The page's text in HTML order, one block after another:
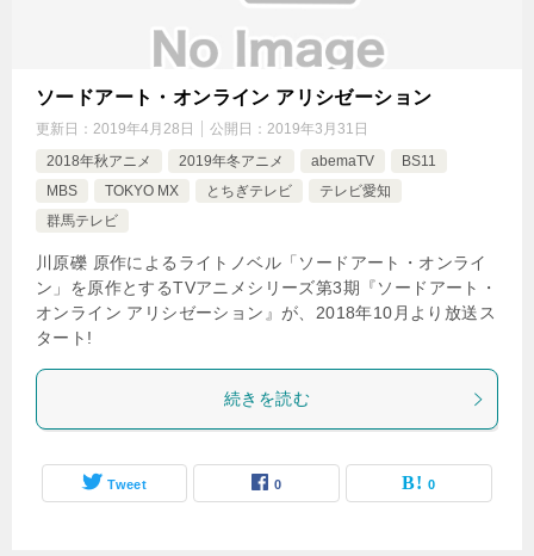
ソードアート・オンライン アリシゼーション
更新日： 2019年4月28日 公開日： 2019年3月31日
2018年秋アニメ
2019年冬アニメ abemaTV
BS11
MBS
TOKYO MX とちぎテレビ
テレビ愛知
群馬テレビ
川原礫 原作によるライトノベル「ソードアート・オンライ
ン」を原作とするTVアニメシリーズ第3期『ソードアート・
オンライン アリシゼーション』が、2018年10月より放送ス
タート!
続きを読む
Tweet 0 0